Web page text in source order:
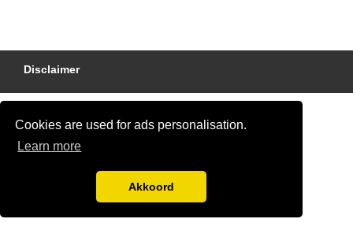
Cookies are used for ads personalisation.
Learn more
Akkoord
Disclaimer